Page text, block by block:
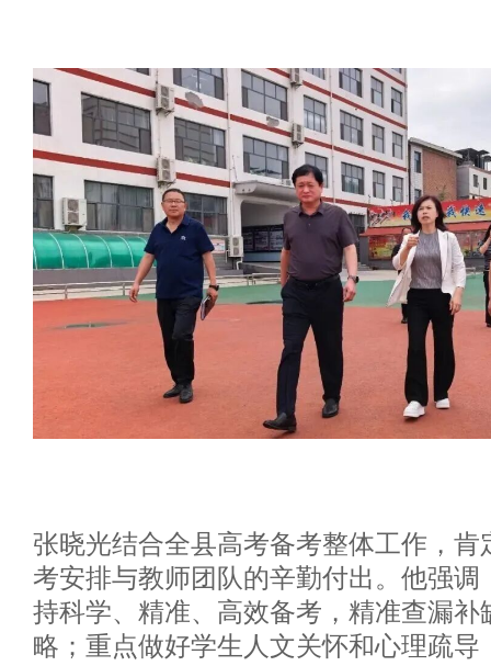
张晓光结合全县高考备考整体工作，肯
考安排与教师团队的辛勤付出。他强调
持科学、精准、高效备考，精准查漏补
略；重点做好学生人文关怀和心理疏导